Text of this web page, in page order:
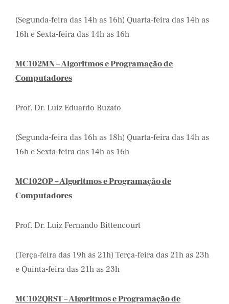
(Segunda-feira das 14h as 16h) Quarta-feira das 14h as
16h e Sexta-feira das 14h as 16h
MC102MN – Algoritmos e Programação de
Computadores
Prof. Dr. Luiz Eduardo Buzato
(Segunda-feira das 16h as 18h) Quarta-feira das 14h as
16h e Sexta-feira das 14h as 16h
MC102OP – Algoritmos e Programação de
Computadores
Prof. Dr. Luiz Fernando Bittencourt
(Terça-feira das 19h as 21h) Terça-feira das 21h as 23h
e Quinta-feira das 21h as 23h
MC102QRST – Algoritmos e Programação de